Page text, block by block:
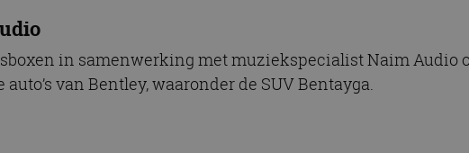
in samenwerking met muziekspecialist Naim
van Bentley, waaronder de SUV Bentayga.